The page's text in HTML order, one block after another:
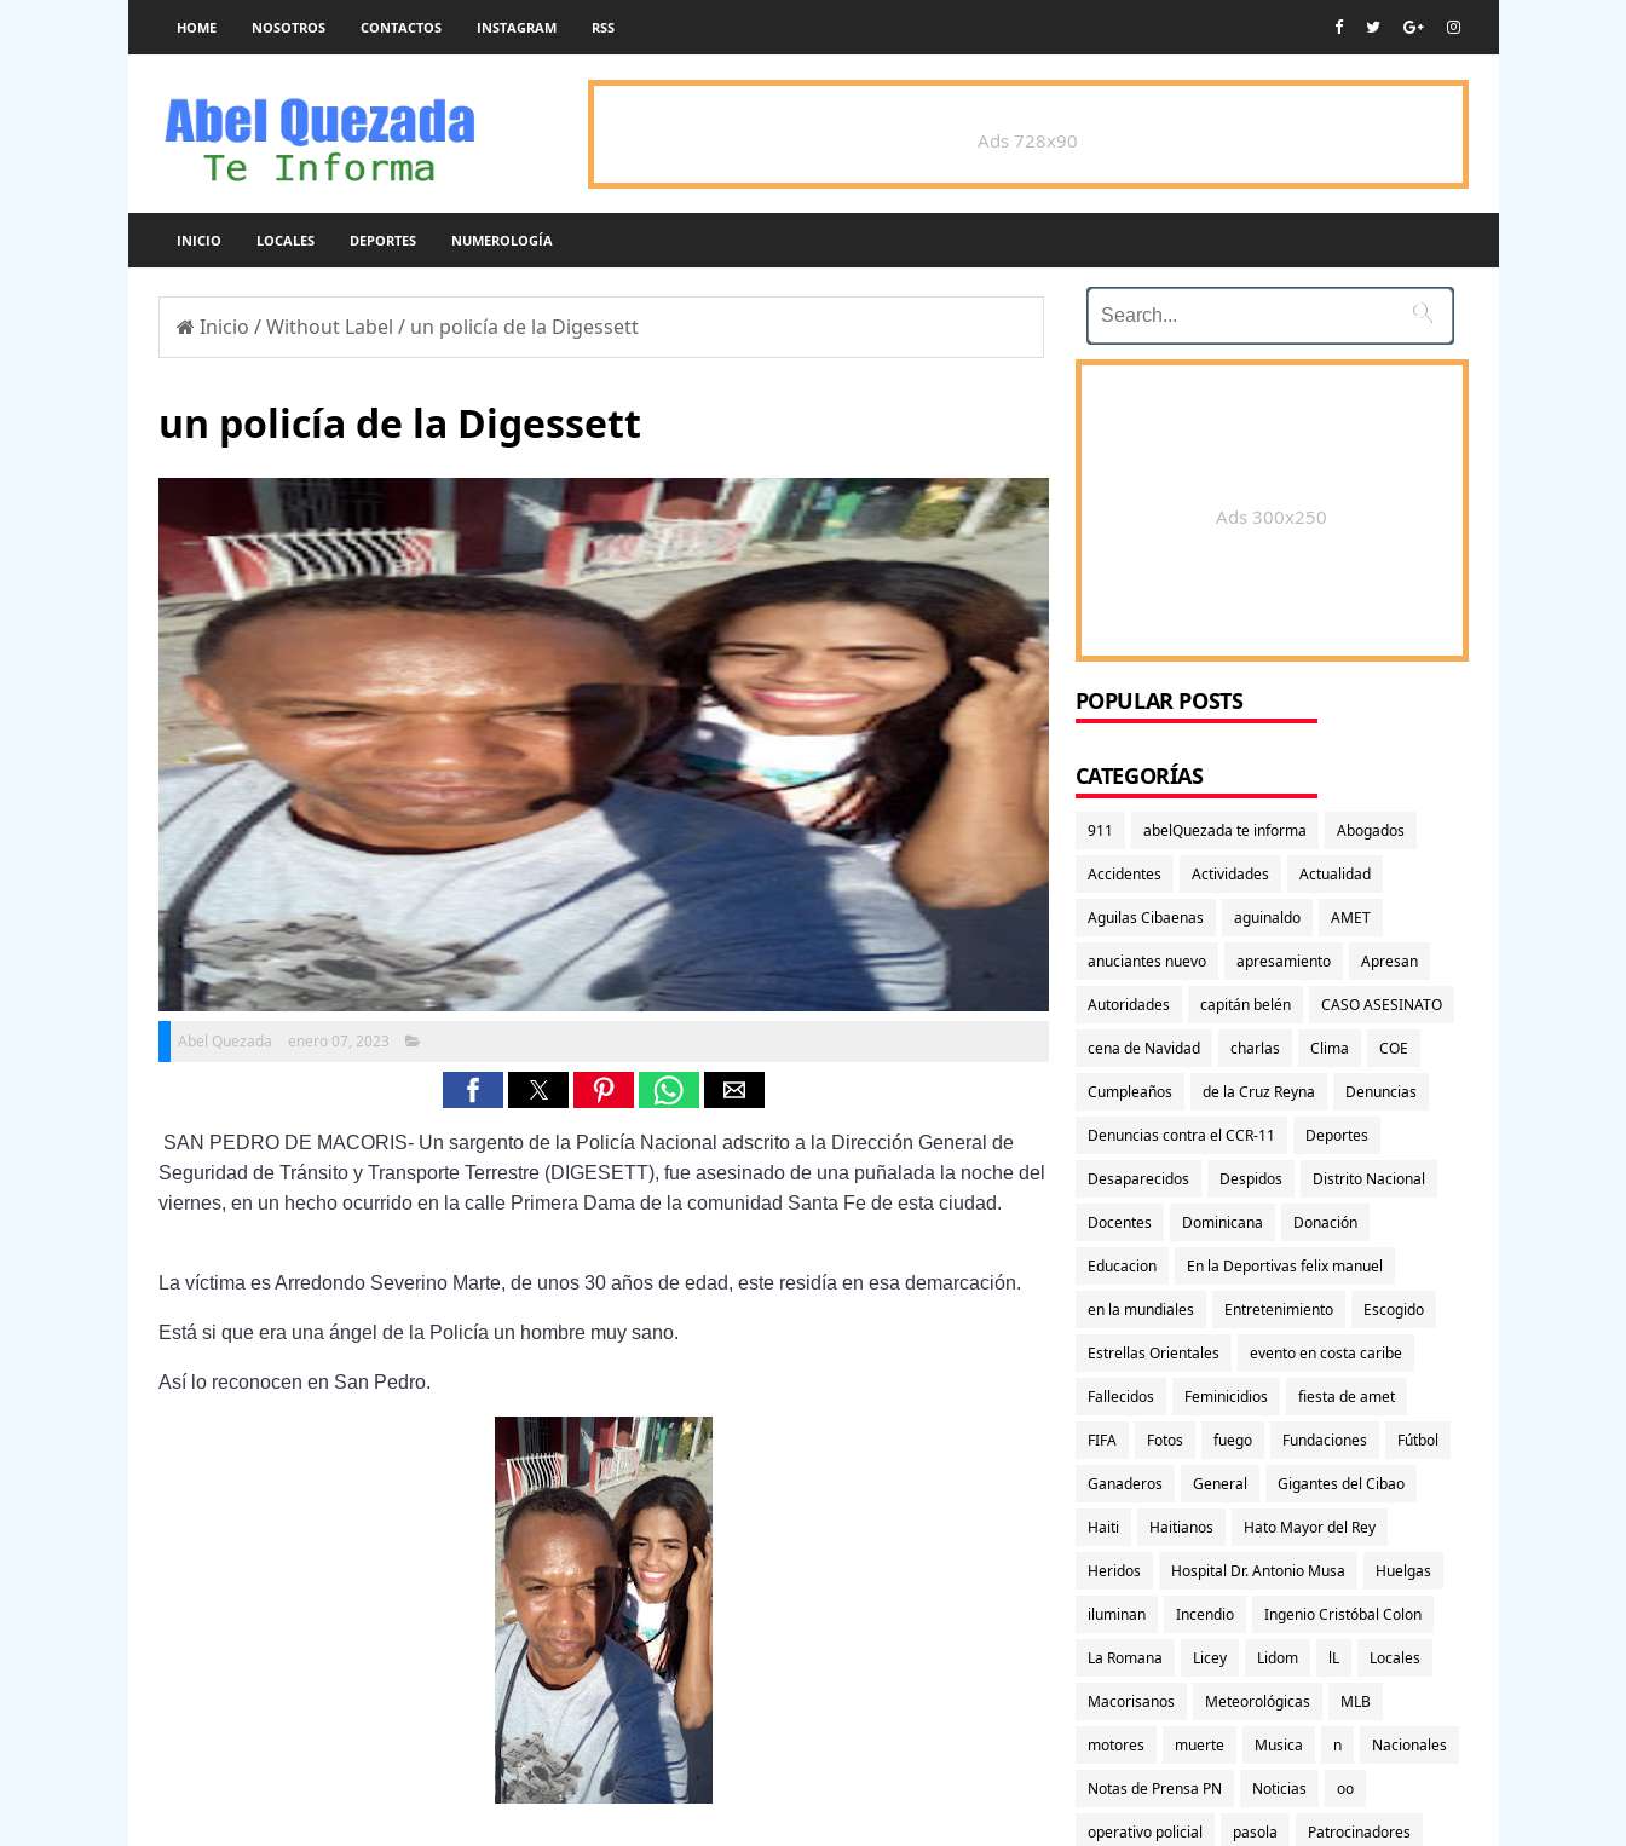
HOME NOSOTROS CONTACTOS INSTAGRAM RSS
Ads 728x90
INICIO LOCALES DEPORTES NUMEROLOGÍA
Inicio /Without Label / un policía de la Digessett
un policía de la Digessett
Abel Quezada enero 07, 2023
SAN PEDRO DE MACORIS- Un sargento de la Policía Nacional adscrito a la Dirección General de
Seguridad de Tránsito y Transporte Terrestre (DIGESETT), fue asesinado de una puñalada la noche del
viernes, en un hecho ocurrido en la calle Primera Dama de la comunidad Santa Fe de esta ciudad.
La víctima es Arredondo Severino Marte, de unos 30 años de edad, este residía en esa demarcación.
Está si que era una ángel de la Policía un hombre muy sano.
Así lo reconocen en San Pedro.

Ads 300x250
POPULAR POSTS
CATEGORÍAS
911 abelQuezada te informa Abogados
Accidentes Actividades Actualidad
Aguilas Cibaenas aguinaldo AMET
anuciantes nuevo apresamiento Apresan
Autoridades capitán belén CASO ASESINATO
cena de Navidad charlas Clima COE
Cumpleaños de la Cruz Reyna Denuncias
Denuncias contra el CCR-11 Deportes
Desaparecidos Despidos Distrito Nacional
Docentes Dominicana Donación
Educacion En la Deportivas felix manuel
en la mundiales Entretenimiento Escogido
Estrellas Orientales evento en costa caribe
Fallecidos Feminicidios fiesta de amet
FIFA Fotos fuego Fundaciones Fútbol
Ganaderos General Gigantes del Cibao
Haiti Haitianos Hato Mayor del Rey
Heridos Hospital Dr. Antonio Musa Huelgas
iluminan Incendio Ingenio Cristóbal Colon
La Romana Licey Lidom lL Locales
Macorisanos Meteorológicas MLB
motores muerte Musica n Nacionales
Notas de Prensa PN Noticias oo
operativo policial pasola Patrocinadores